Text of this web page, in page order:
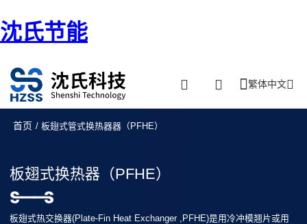
沈氏节能
繁体中文
首页 / 板翅式管式换热器器（PFHE）
板翅式换热器（PFHE）
板翅式热交换器(Plate-Fin Heat Exchanger ,PFHE)是用冷冲模翘片或用